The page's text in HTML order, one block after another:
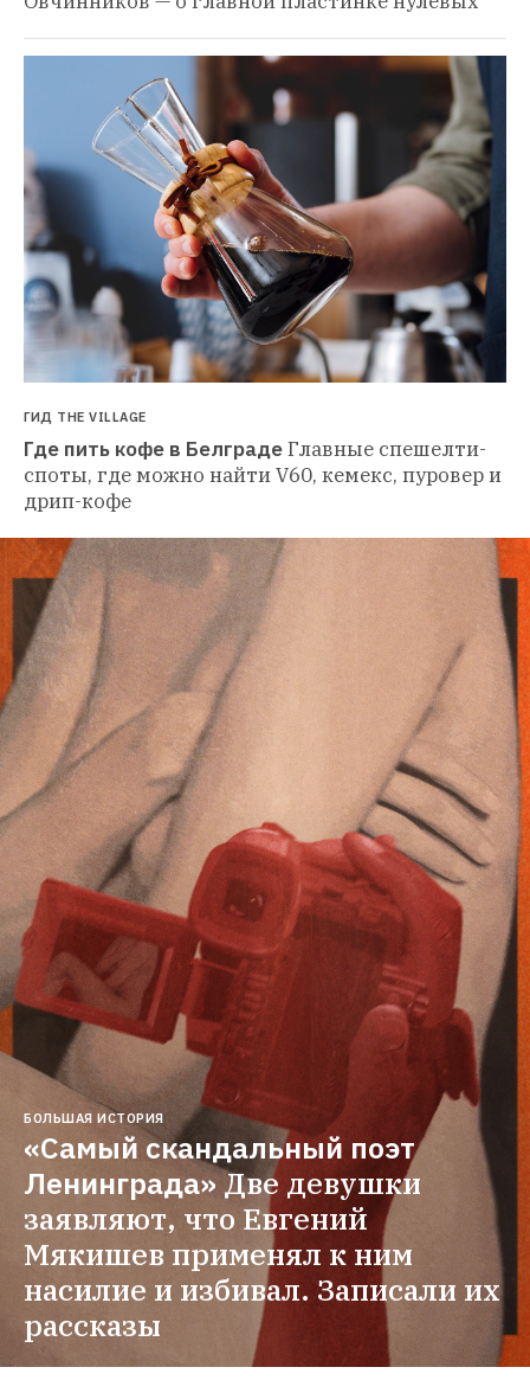
ГИД THE VILLAGE
Где пить кофе в БелградеГлавные спешелти-
споты, где можно найти V60, кемекс, пуровер и
дрип-кофе
БОЛЬШАЯ ИСТОРИЯ
«Самый скандальный поэт
Ленинграда»Две девушки
заявляют, что Евгений
Мякишев применял к ним
насилие и избивал. Записали их
рассказы